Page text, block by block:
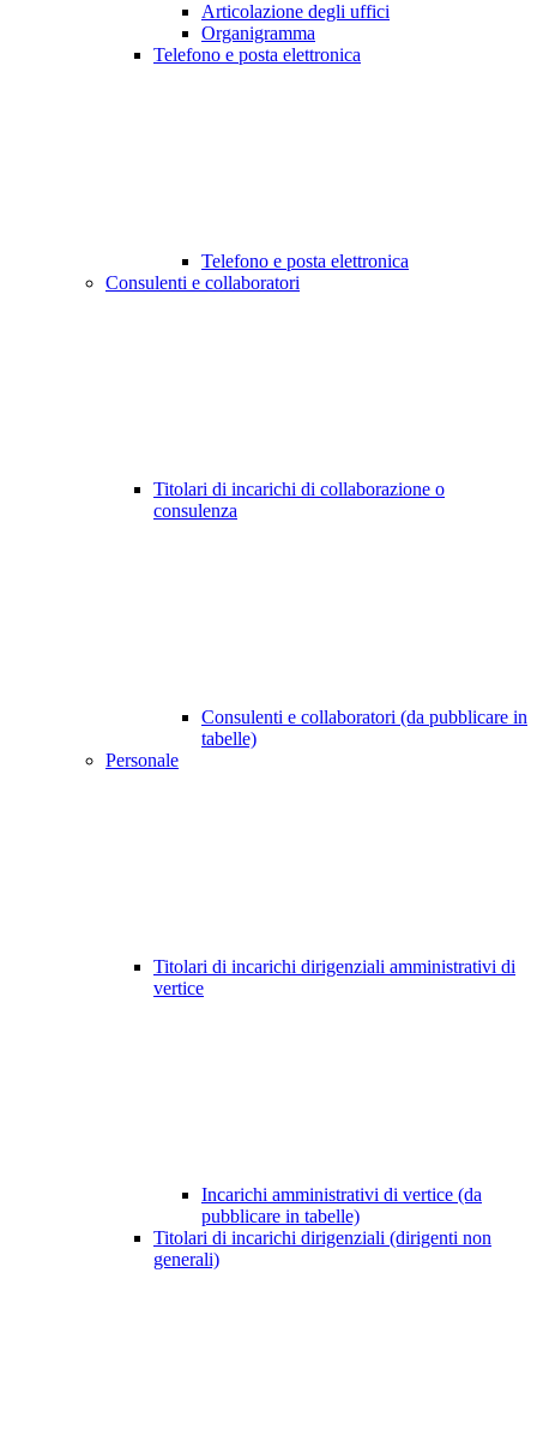
Articolazione degli uffici
Organigramma
Telefono e posta elettronica
Telefono e posta elettronica
Consulenti e collaboratori
Titolari di incarichi di collaborazione o
consulenza
Consulenti e collaboratori (da pubblicare in
tabelle)
Personale
Titolari di incarichi dirigenziali amministrativi di
vertice
Incarichi amministrativi di vertice (da
pubblicare in tabelle)
Titolari di incarichi dirigenziali (dirigenti non
generali)